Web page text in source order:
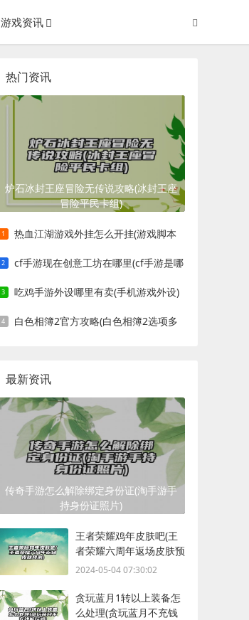
游戏资讯
热门资讯
炉石冰封王座冒险无传说攻略(冰封王座
冒险平民卡组)
热血江湖游戏外挂怎么开挂(游戏脚本
cf手游现在创意工坊在哪里(cf手游是哪
吃鸡手游外设哪里有卖(手机游戏外设)
白色相簿2官方攻略(白色相簿2选项多
最新资讯
传奇手游怎么解除绑定身份证(淘手游手
持身份证照片)
王者荣耀鸡年皮肤吧(王
者荣耀六周年返场皮肤预
测)
2024-05-04 07:30:02
贪玩蓝月1转以上装备怎
么处理(贪玩蓝月不充钱